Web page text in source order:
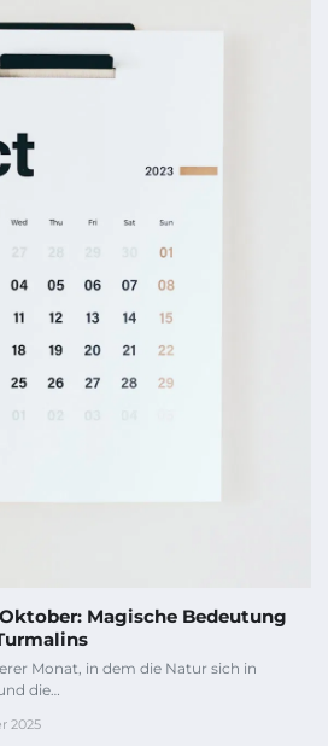
Magische Bedeutung
Monat, in dem die Natur sich in
die…
2025